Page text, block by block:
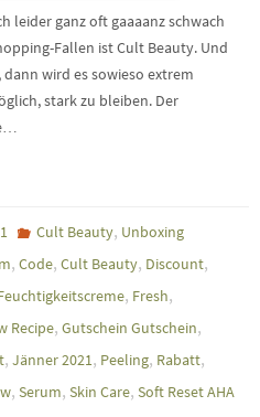
leider ganz oft gaaaanz schwach
Fallen ist Cult Beauty. Und
wird es sowieso extrem
stark zu bleiben. Der
Cult Beauty, Unboxing
,Code,Cult Beauty, Discount,
, Fresh,
Recipe, Gutschein Gutschein,
, Jänner 2021, Peeling, Rabatt,
, Serum, Skin Care, Soft Reset AHA